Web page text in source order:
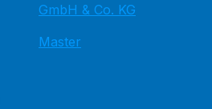
GmbH & Co. KG
Master